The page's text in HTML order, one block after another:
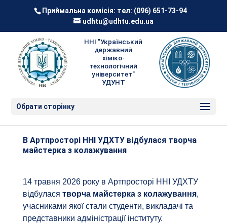
Приймальна комісія: тел: (096) 651-73-94
udhtu@udhtu.edu.ua
ННІ "Український
державний
хіміко-
технологічний
університет"
УДУНТ
Обрати сторінку
В Артпросторі ННІ УДХТУ відбулася творча
майстерка з колажування
14 травня 2026 року в Артпросторі ННІ УДХТУ
відбулася творча майстерка з колажування,
учасниками якої стали студенти, викладачі та
представники адміністрації інституту.